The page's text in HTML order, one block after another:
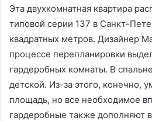
Эта двухкомнатная квартира
типовой серии 137 в Санкт-
квадратных метров. Дизайнер
процессе перепланировки
гардеробных комнаты. В
детской. Из-за этого, конечно,
площадь, но все необходимое
гардеробные также дополняют